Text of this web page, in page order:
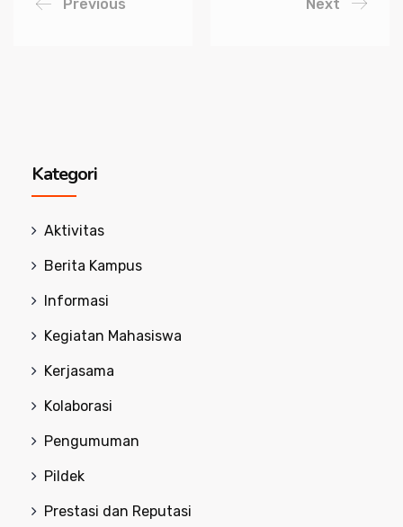
Previous Next
Kategori
Aktivitas
Berita Kampus
Informasi
Kegiatan Mahasiswa
Kerjasama
Kolaborasi
Pengumuman
Pildek
Prestasi dan Reputasi